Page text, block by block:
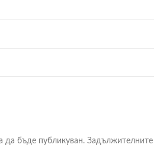
да бъде публикуван. Задължителните